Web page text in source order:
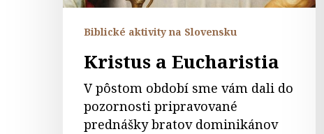
Biblické aktivity na Slovensku
Kristus a Eucharistia
V pôstom období sme vám dali do
pozornosti pripravované
prednášky bratov dominikánov